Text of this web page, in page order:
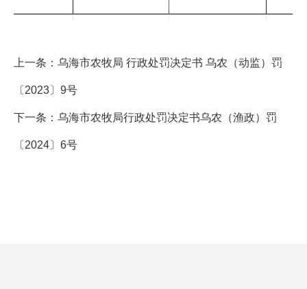
上一条： 乌海市农牧局 行政处罚决定书 乌农（动监）罚
〔2023〕9号
下一条： 乌海市农牧局行政处罚决定书乌农（渔政）罚
〔2024〕6号